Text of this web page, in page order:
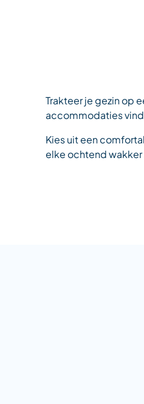
Trakteer je gezin op
accommodaties
Kies uit een
elke ochtend wakker